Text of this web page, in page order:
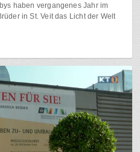
haben vergangenes Jahr im
in St. Veit das Licht der Welt